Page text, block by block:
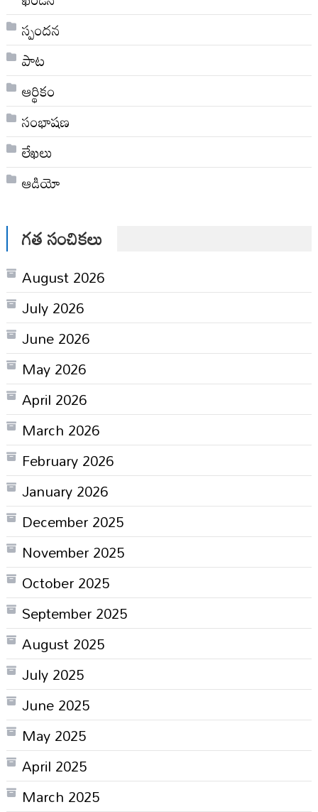
స్పందన
పాట
ఆర్థికం
సంభాషణ
లేఖలు
ఆడియో
గత సంచికలు
August 2026
July 2026
June 2026
May 2026
April 2026
March 2026
February 2026
January 2026
December 2025
November 2025
October 2025
September 2025
August 2025
July 2025
June 2025
May 2025
April 2025
March 2025